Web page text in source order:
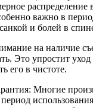
распределение
важно в
и болей в
на наличие
Это упростит уход
его в чистоте.
Многие